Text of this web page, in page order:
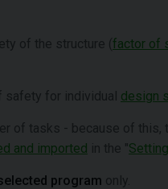
of the structure (factor of
safety for individual design
of tasks - because of this,
and imported in the "
program only.